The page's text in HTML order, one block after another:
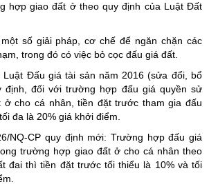
hợp giao đất ở theo quy định của Luật Đất
số giải pháp, cơ chế để ngăn chặn các
trong đó có việc bỏ cọc đấu giá đất.
Đấu giá tài sản năm 2016 (sửa đổi, bổ
định, đối với trường hợp đấu giá quyền sử
ở cho cá nhân, tiền đặt trước tham gia đấu
đa là 20% giá khởi điểm.
NQ-CP quy định mới: Trường hợp đấu giá
trường hợp giao đất ở cho cá nhân theo
đai thì tiền đặt trước tối thiểu là 10% và tối